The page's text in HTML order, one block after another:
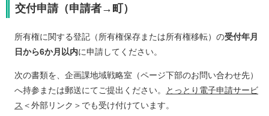
交付申請（申請者→町）
所有権に関する登記（所有権保存または所有権移転）の受付年月
日から6か月以内に申請してください。
次の書類を、企画課地域戦略室（ページ下部のお問い合わせ先）
へ持参または郵送にてご提出ください。
とっとり電子申請サービ
ス ＜外部リンク＞ でも受け付けています。